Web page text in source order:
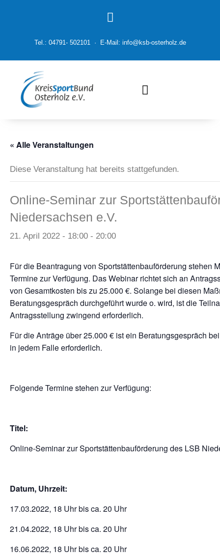
Tel.: 04791- 502101 · E-Mail: info@ksb-osterholz.de
« Alle Veranstaltungen
Diese Veranstaltung hat bereits stattgefunden.
Online-Seminar zur
Niedersachsen e.V.
21. April 2022 - 18:00 - 20:00
Für die Beantragung von Sportstättenbauförderung stehen
Termine zur Verfügung. Das Webinar richtet sich an
von Gesamtkosten bis zu 25.000 €. Solange bei diesen
Beratungsgespräch durchgeführt wurde o. wird, ist die
Antragsstellung zwingend erforderlich.
Für die Anträge über 25.000 € ist ein Beratungsgespräch
in jedem Falle erforderlich.
Folgende Termine stehen zur Verfügung:
Titel:
Online-Seminar zur Sportstättenbauförderung des LSB
Datum, Uhrzeit:
17.03.2022, 18 Uhr bis ca. 20 Uhr
21.04.2022, 18 Uhr bis ca. 20 Uhr
16.06.2022, 18 Uhr bis ca. 20 Uhr